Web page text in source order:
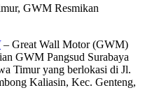
GWM Resmikan
– Great Wall Motor (GWM)
GWM Pangsud Surabaya
Timur yang berlokasi di Jl.
Kaliasin, Kec. Genteng,